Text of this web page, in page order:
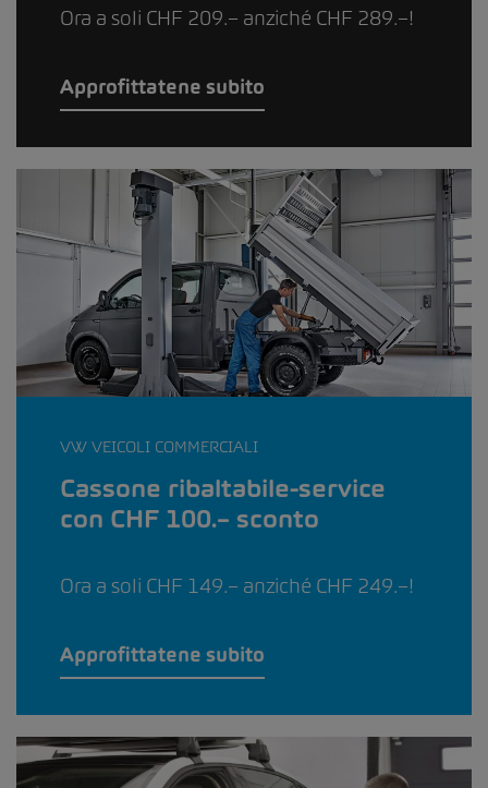
Ora a soli CHF 209.– anziché CHF 289.–!
Approfittatene subito
VW VEICOLI COMMERCIALI
Cassone ribaltabile-service
con CHF 100.– sconto
Ora a soli CHF 149.– anziché CHF 249.–!
Approfittatene subito